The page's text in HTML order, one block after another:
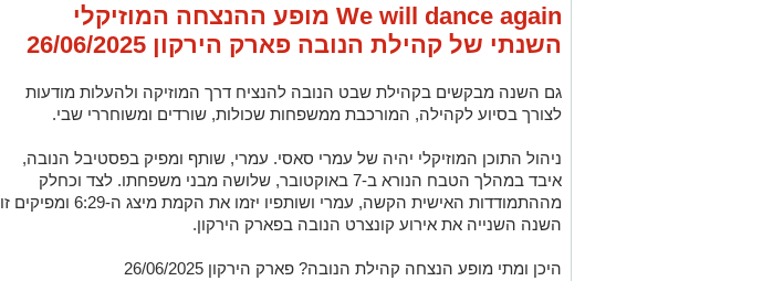
We will dance again מופע ההנצחה המוזיקלי
השנתי של קהילת הנובה פארק הירקון 26/06/2025
גם השנה מבקשים בקהילת שבט הנובה להנציח דרך המוזיקה ולהעלות מודעות
לצורך בסיוע לקהילה, המורכבת ממשפחות שכולות, שורדים ומשוחררי שבי.
ניהול התוכן המוזיקלי יהיה של עמרי סאסי. עמרי, שותף ומפיק בפסטיבל הנובה,
איבד במהלך הטבח הנורא ב-7 באוקטובר, שלושה מבני משפחתו. לצד וכחלק
מההתמודדות האישית הקשה, עמרי ושותפיו יזמו את הקמת מיצג ה-6:29 ומפיקים זו
השנה השנייה את אירוע קונצרט הנובה בפארק הירקון.
היכן ומתי מופע הנצחה קהילת הנובה? פארק הירקון 26/06/2025